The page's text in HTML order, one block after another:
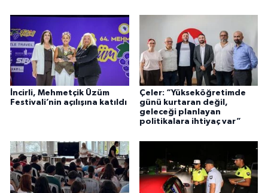
İncirli, Mehmetçik Üzüm
Festivali’nin açılışına katıldı
Çeler: “Yükseköğretimde
günü kurtaran değil,
geleceği planlayan
politikalara ihtiyaç var”